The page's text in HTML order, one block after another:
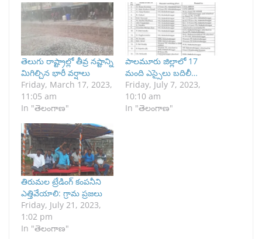
తెలుగు రాష్ట్రాల్లో తీవ్ర నష్టాన్ని
మిగిల్చిన భారీ వర్షాలు
Friday, March 17, 2023,
11:05 am
In "తెలంగాణ"
పాలమూరు జిల్లాలో 17
మంది ఎస్సైలు బదిలీ…
Friday, July 7, 2023,
10:10 am
In "తెలంగాణ"
తిరుమల ట్రేడింగ్ కంపనీని
ఎత్తివేయాలి: గ్రామ ప్రజలు
Friday, July 21, 2023,
1:02 pm
In "తెలంగాణ"